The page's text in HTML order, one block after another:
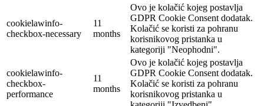
cookielawinfo-
checkbox-necessary
11
months
Ovo je kolačić kojeg postavlja
GDPR Cookie Consent dodatak.
Kolačić se koristi za pohranu
korisnikovog pristanka u
kategoriji "Neophodni".
cookielawinfo-
checkbox-
performance
11
months
Ovo je kolačić kojeg postavlja
GDPR Cookie Consent dodatak.
Kolačić se koristi za pohranu
korisnikovog pristanka u